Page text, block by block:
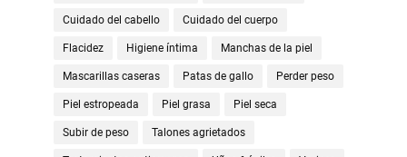
Cuidado del cabello Cuidado del cuerpo
Flacidez Higiene íntima Manchas de la piel
Mascarillas caseras Patas de gallo Perder peso
Piel estropeada Piel grasa Piel seca
Subir de peso Talones agrietados